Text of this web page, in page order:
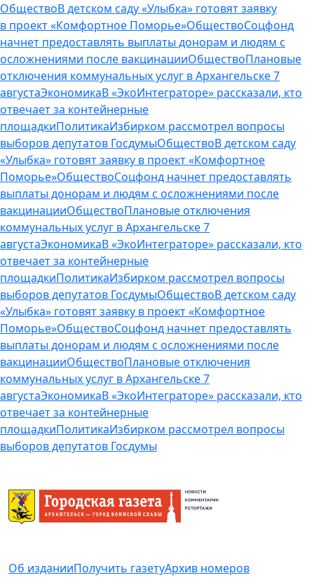
ОбществоВ детском саду «Улыбка» готовят заявку
в проект «Комфортное Поморье»ОбществоСоцфонд
начнет предоставлять выплаты донорам и людям с
осложнениями после вакцинацииОбществоПлановые
отключения коммунальных услуг в Архангельске 7
августаЭкономикаВ «ЭкоИнтеграторе» рассказали, кто
отвечает за контейнерные
площадкиПолитикаИзбирком рассмотрел вопросы
выборов депутатов ГосдумыОбществоВ детском саду
«Улыбка» готовят заявку в проект «Комфортное
Поморье»ОбществоСоцфонд начнет предоставлять
выплаты донорам и людям с осложнениями после
вакцинацииОбществоПлановые отключения
коммунальных услуг в Архангельске 7
августаЭкономикаВ «ЭкоИнтеграторе» рассказали, кто
отвечает за контейнерные
площадкиПолитикаИзбирком рассмотрел вопросы
выборов депутатов ГосдумыОбществоВ детском саду
«Улыбка» готовят заявку в проект «Комфортное
Поморье»ОбществоСоцфонд начнет предоставлять
выплаты донорам и людям с осложнениями после
вакцинацииОбществоПлановые отключения
коммунальных услуг в Архангельске 7
августаЭкономикаВ «ЭкоИнтеграторе» рассказали, кто
отвечает за контейнерные
площадкиПолитикаИзбирком рассмотрел вопросы
выборов депутатов Госдумы
Об изданииПолучить газетуАрхив номеров